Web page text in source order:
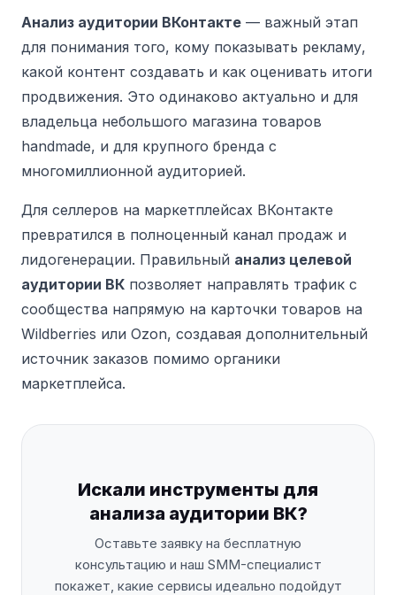
Анализ аудитории ВКонтакте — важный этап
для понимания того, кому показывать рекламу,
какой контент создавать и как оценивать итоги
продвижения. Это одинаково актуально и для
владельца небольшого магазина товаров
handmade, и для крупного бренда с
многомиллионной аудиторией.
Для селлеров на маркетплейсах ВКонтакте
превратился в полноценный канал продаж и
лидогенерации. Правильный анализ целевой
аудитории ВК позволяет направлять трафик с
сообщества напрямую на карточки товаров на
Wildberries или Ozon, создавая дополнительный
источник заказов помимо органики
маркетплейса.
Искали инструменты для
анализа аудитории ВК?
Оставьте заявку на бесплатную
консультацию и наш SMM-специалист
покажет, какие сервисы идеально подойдут